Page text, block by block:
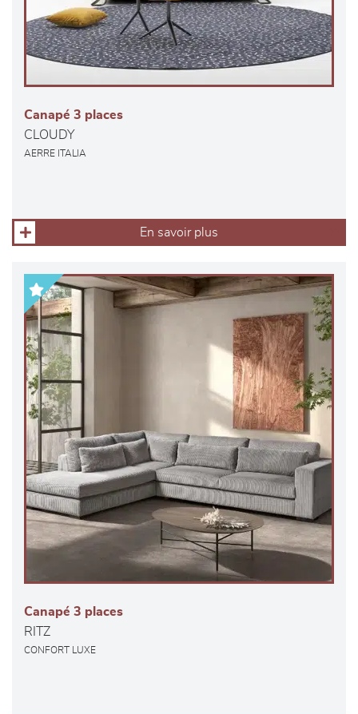
Canapé 3 places
CLOUDY
AERRE ITALIA
En savoir plus
Canapé 3 places
RITZ
CONFORT LUXE